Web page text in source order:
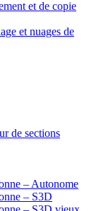
et de copie
et nuages ​​de
de sections
– Autonome
– S3D